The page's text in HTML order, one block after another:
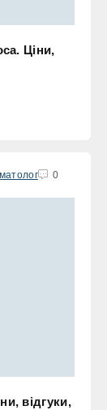
Ціни,
0
відгуки,